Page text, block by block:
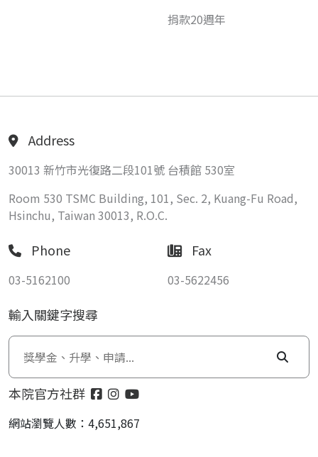
捐款20週年
Address
30013 新竹市光復路二段101號 台積館 530室
Room 530 TSMC Building, 101, Sec. 2, Kuang-Fu Road,
Hsinchu, Taiwan 30013, R.O.C.
Phone
03-5162100
Fax
03-5622456
輸入關鍵字搜尋
本院官方社群
網站瀏覽人數：4,651,867